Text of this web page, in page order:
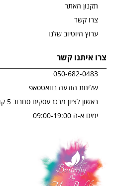
תקנון האתר
צרו קשר
ערוץ היוטיוב שלנו
צרו איתנו קשר
050-682-0483
שליחת הודעה בוואטסאפ
ראשון לציון מרכז עסקים סחרוב 5 קומה א
ימים א-ה 09:00-19:00